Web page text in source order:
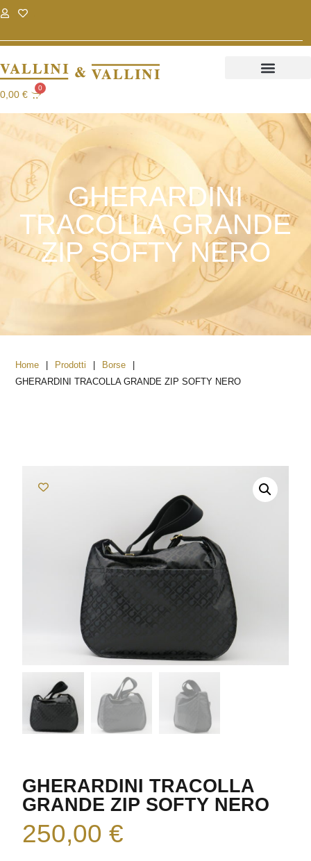
0,00 €
0
GHERARDINI
TRACOLLA GRANDE
ZIP SOFTY NERO
Home | Prodotti | Borse
|
GHERARDINI TRACOLLA GRANDE ZIP SOFTY NERO
GHERARDINI TRACOLLA
GRANDE ZIP SOFTY NERO
250,00€